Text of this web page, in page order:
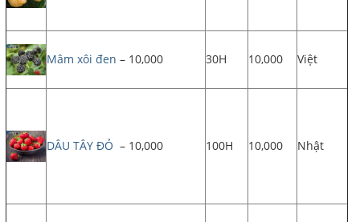
Mâm xôi đen – 10,000 30H 10,000 Việt
DÂU TÂY ĐỎ – 10,000 100H 10,000 Nhật